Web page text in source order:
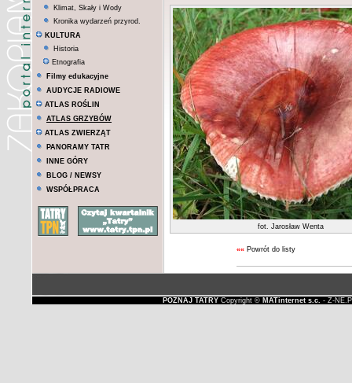
Klimat, Skały i Wody
Kronika wydarzeń przyrod.
KULTURA
Historia
Etnografia
Filmy edukacyjne
AUDYCJE RADIOWE
ATLAS ROŚLIN
ATLAS GRZYBÓW
ATLAS ZWIERZĄT
PANORAMY TATR
INNE GÓRY
BLOG / NEWSY
WSPÓŁPRACA
fot. Jarosław Wenta
«« Powrót do listy
POZNAJ TATRYCopyright © MATinternet s.c. - Z-